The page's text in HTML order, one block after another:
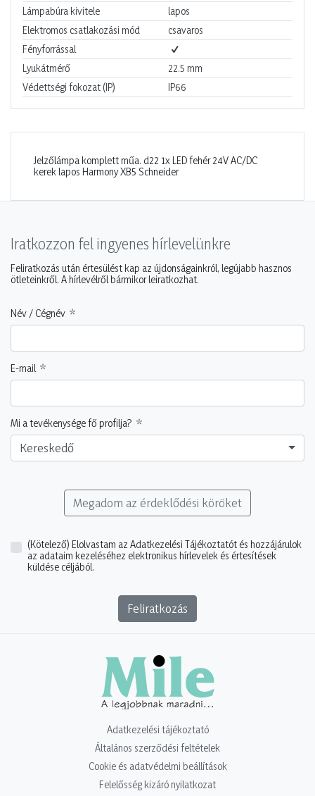
Lámpabúra kivitele
lapos
Elektromos csatlakozási mód
csavaros
Fényforrással
Lyukátmérő
22.5 mm
Védettségi fokozat (IP)
IP66
Jelzőlámpa komplett műa. d22 1x LED fehér 24V AC/DC
kerek lapos Harmony XB5 Schneider
Iratkozzon fel ingyenes hírlevelünkre
Feliratkozás után értesülést kap az újdonságainkról, legújabb hasznos
ötleteinkről. A hírlevélről bármikor leiratkozhat.
Név / Cégnév
E-mail
Mi a tevékenysége fő profilja?
Kereskedő
Megadom az érdeklődési köröket
(Kötelező) Elolvastam az Adatkezelési Tájékoztatót és hozzájárulok
az adataim kezeléséhez elektronikus hírlevelek és értesítések
küldése céljából.
Feliratkozás
Adatkezelési tájékoztató
Általános szerződési feltételek
Cookie és adatvédelmi beállítások
Felelősség kizáró nyilatkozat